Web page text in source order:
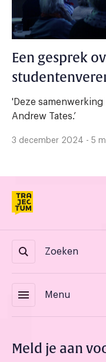
Een gesprek
'Deze
Andrew Tates.’
3 december 2024 - 5
Zoeken
menu Menu
Meld je aan